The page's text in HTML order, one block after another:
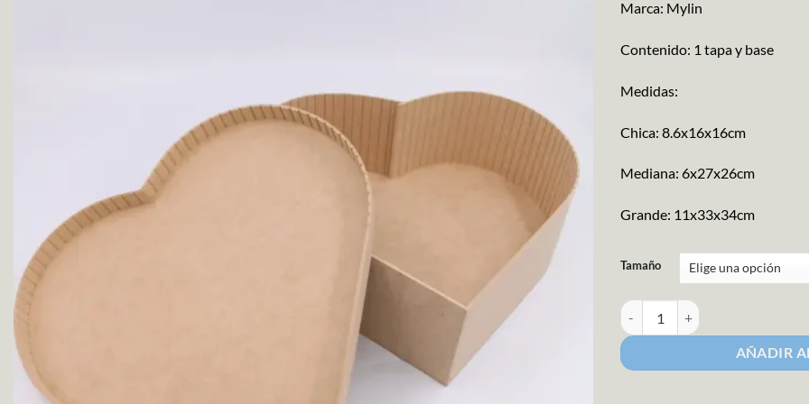
Marca: Mylin
Contenido: 1 tapa y base
Medidas:
Chica: 8.6x16x16cm
Mediana: 6x27x26cm
Grande: 11x33x34cm
Tamaño
Caja Corazón MDF cantidad
AÑADIR